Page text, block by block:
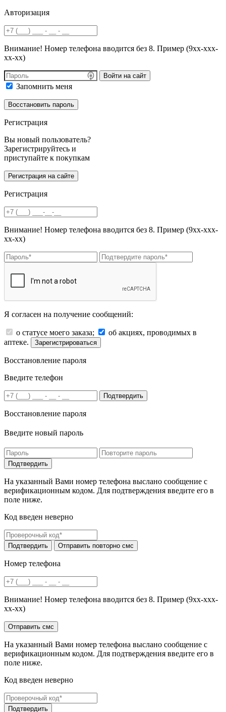
Авторизация
Внимание! Номер телефона вводится без 8. Пример (9хх-ххх-
хх-хх)
Войти на сайт
Запомнить меня
Регистрация
Вы новый пользователь?
Зарегистрируйтесь и
приступайте к покупкам
Регистрация
Внимание! Номер телефона вводится без 8. Пример (9хх-ххх-
хх-хх)
Я согласен на получение сообщений:
о статусе моего заказа;
об акциях, проводимых в
аптеке.
Зарегистрироваться
Восстановление пароля
Введите телефон
Подтвердить
Восстановление пароля
Введите новый пароль
На указанный Вами номер телефона выслано сообщение с
верификационным кодом. Для подтверждения введите его в
поле ниже.
Код введен неверно
Номер телефона
Внимание! Номер телефона вводится без 8. Пример (9хх-ххх-
хх-хх)
На указанный Вами номер телефона выслано сообщение с
верификационным кодом. Для подтверждения введите его в
поле ниже.
Код введен неверно